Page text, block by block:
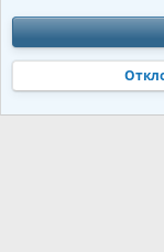
Обратная связь
Политика
Community platform by
Jumuro®|Media